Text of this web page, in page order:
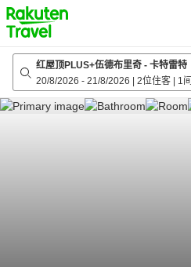
to
top
page
红屋顶PLUS+伍德布里奇 - 卡特雷特
20/8/2026 - 21/8/2026 2位住客 1间